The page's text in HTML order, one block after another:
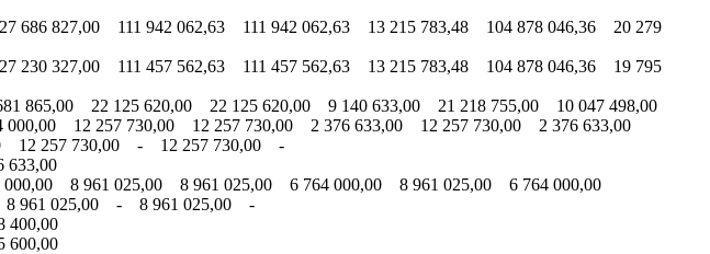
827,00 111 942 062,63 111 942 062,63 13 215 783,48 104 878 046,36 20 279
327,00 111 457 562,63 111 457 562,63 13 215 783,48 104 878 046,36 19 795
865,00 22 125 620,00 22 125 620,00 9 140 633,00 21 218 755,00 10 047 498,00
12 257 730,00 12 257 730,00 2 376 633,00 12 257 730,00 2 376 633,00
12 257 730,00 - 12 257 730,00 -
8 961 025,00 8 961 025,00 6 764 000,00 8 961 025,00 6 764 000,00
8 961 025,00 - 8 961 025,00 -